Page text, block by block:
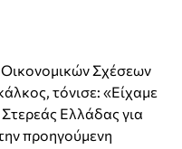
Σχέσεων
τόνισε: «Είχαμε
Ελλάδας για
προηγούμενη